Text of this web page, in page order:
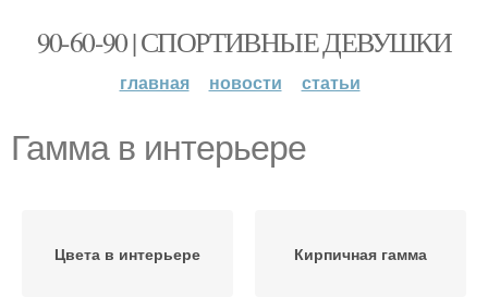
90-60-90 | СПОРТИВНЫЕ ДЕВУШКИ
главная новости статьи
Гамма в интерьере
Цвета в интерьере Кирпичная гамма